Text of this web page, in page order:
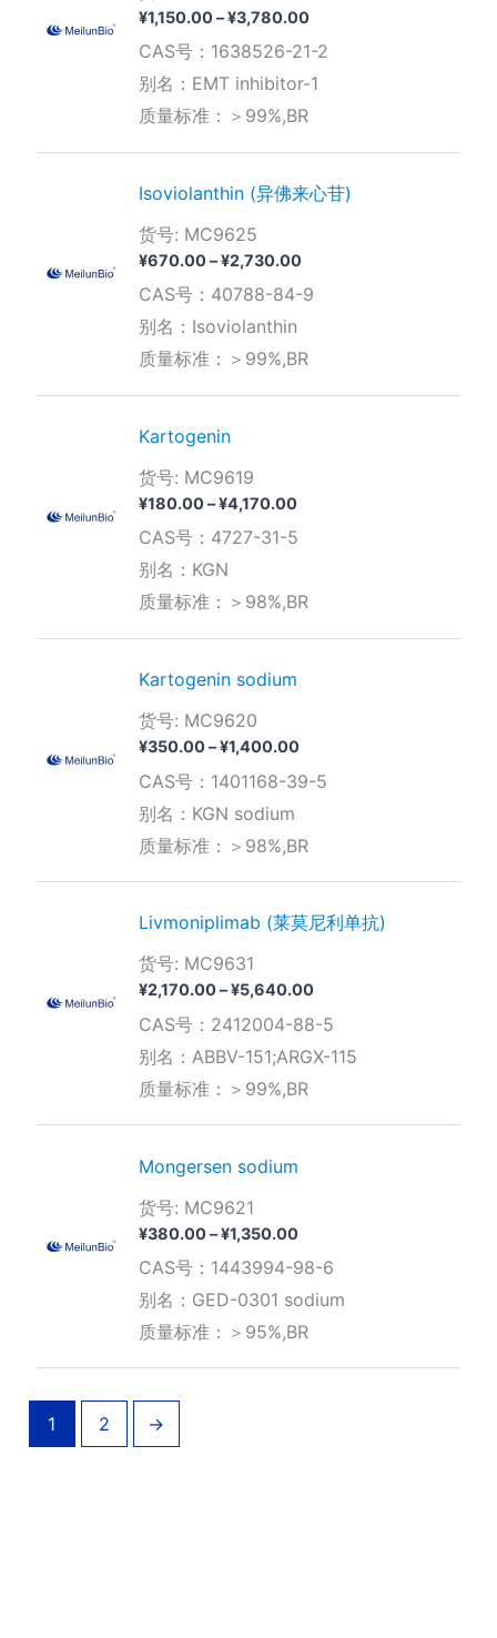
¥1,150.00–¥3,780.00价
范
围：
¥1,150.00
CAS号：1638526-21-2
别名：EMT inhibitor-1
质量标准：＞99%,BR
Isoviolanthin (异佛来心苷)
货号: MC9625
¥670.00–¥2,730.00价
范
至
CAS号：40788-84-9
别名：Isoviolanthin
质量标准：＞99%,BR
Kartogenin
货号: MC9619
¥180.00–¥4,170.00价
范
至
CAS号：4727-31-5
别名：KGN
质量标准：＞98%,BR
Kartogenin sodium
货号: MC9620
¥350.00–¥1,400.00价
范
至
CAS号：1401168-39-5
别名：KGN sodium
质量标准：＞98%,BR
Livmoniplimab (莱莫尼利单抗)
货号: MC9631
¥2,170.00–¥5,640.00价
范
围：
¥2,170.00
CAS号：2412004-88-5
别名：ABBV-151;ARGX-115
质量标准：＞99%,BR
Mongersen sodium
货号: MC9621
¥380.00–¥1,350.00价
范
围：
¥380.00
至
CAS号：1443994-98-6
别名：GED-0301 sodium
质量标准：＞95%,BR
1 2 →